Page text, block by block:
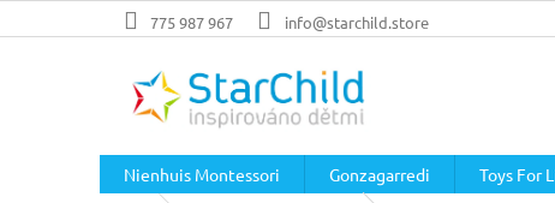
na
775 987 967 info@starchild.store
Nienhuis Montessori Gonzagarredi Toys For